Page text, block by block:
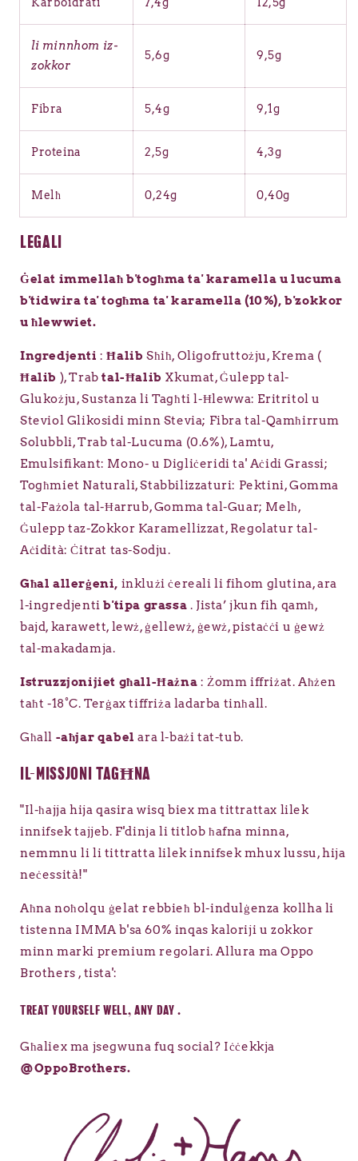
li minnhom iz-
zokkor
5,6g 9,5g
Fibra 5,4g 9,1g
Proteina 2,5g 4,3g
Melħ 0,24g 0,40g
LEGALI
Ġelat immellaħ b'togħma ta' karamella u lucuma
b'tidwira ta' togħma ta' karamella (10%), b'zokkor
u ħlewwiet.
Ingredjenti :Ħalib Sħiħ, Oligofruttożju, Krema (
Ħalib ), Trabtal-Ħalib Xkumat, Ġulepp tal-
Glukożju, Sustanza li Tagħti l-Ħlewwa: Eritritol u
Steviol Glikosidi minn Stevia; Fibra tal-Qamħirrum
Solubbli, Trab tal-Lucuma (0.6%), Lamtu,
Emulsifikant: Mono- u Digliċeridi ta' Aċidi Grassi;
Togħmiet Naturali, Stabbilizzaturi: Pektini, Gomma
tal-Fażola tal-Ħarrub, Gomma tal-Guar; Melħ,
Ġulepp taz-Zokkor Karamellizzat, Regolatur tal-
Aċidità: Ċitrat tas-Sodju.
Għal allerġeni, inklużi ċereali li fihom glutina, ara
l-ingredjentib'tipa grassa . Jista’ jkun fih qamħ,
bajd, karawett, lewż, ġellewż, ġewż, pistaċċi u ġewż
tal-makadamja.
Istruzzjonijiet għall-Ħażna : Żomm iffriżat. Aħżen
taħt -18°C. Terġax tiffriża ladarba tinħall.
Għall -aħjar qabel ara l-bażi tat-tub.
IL-MISSJONI TAGĦNA
"Il-ħajja hija qasira wisq biex ma tittrattax lilek
innifsek tajjeb. F'dinja li titlob ħafna minna,
nemmnu li li tittratta lilek innifsek mhux lussu, hija
neċessità!"
Aħna noħolqu ġelat rebbieħ bl-indulġenza kollha li
tistenna IMMA b'sa 60% inqas kaloriji u zokkor
minn marki premium regolari. Allura ma Oppo
Brothers , tista':
TREAT YOURSELF WELL, ANY DAY .
Għaliex ma jsegwuna fuq social? Iċċekkja
@OppoBrothers.